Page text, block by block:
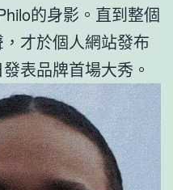
的身影。直到整個
才於個人網站發布
表品牌首場大秀。